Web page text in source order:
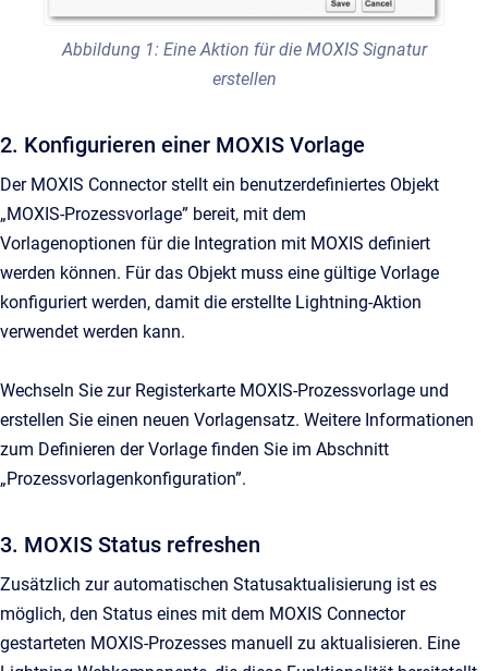
Abbildung 1: Eine Aktion für die MOXIS Signatur
erstellen
2. Konfigurieren einer MOXIS Vorlage
Der MOXIS Connector stellt ein benutzerdefiniertes Objekt
„MOXIS-Prozessvorlage” bereit, mit dem
Vorlagenoptionen für die Integration mit MOXIS definiert
werden können. Für das Objekt muss eine gültige Vorlage
konfiguriert werden, damit die erstellte Lightning-Aktion
verwendet werden kann.
Wechseln Sie zur Registerkarte MOXIS-Prozessvorlage und
erstellen Sie einen neuen Vorlagensatz. Weitere Informationen
zum Definieren der Vorlage finden Sie im Abschnitt
„Prozessvorlagenkonfiguration”.
3. MOXIS Status refreshen
Zusätzlich zur automatischen Statusaktualisierung ist es
möglich, den Status eines mit dem MOXIS Connector
gestarteten MOXIS-Prozesses manuell zu aktualisieren. Eine